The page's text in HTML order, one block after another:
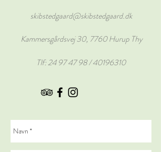
skibstedgaard@skibstedgaard.dk
Kammersgårdsvej 30, 7760 Hurup Thy
Tlf:24 97 47 98/40196310